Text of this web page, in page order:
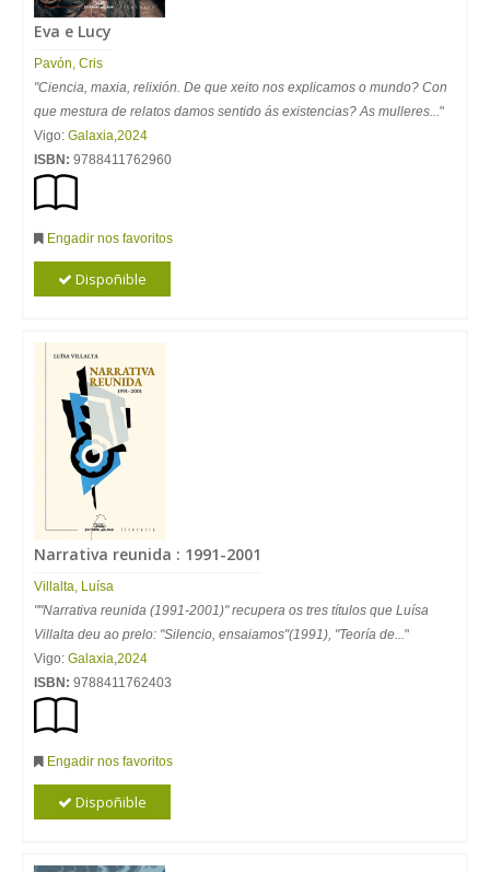
Eva e Lucy
Pavón, Cris
"Ciencia, maxia, relixión. De que xeito nos explicamos o mundo? Con
que mestura de relatos damos sentido ás existencias? As mulleres..."
Vigo: Galaxia,2024
ISBN: 9788411762960
Engadir nos favoritos
Dispoñible
Narrativa reunida : 1991-2001
Villalta, Luísa
""Narrativa reunida (1991-2001)" recupera os tres títulos que Luísa
Villalta deu ao prelo: "Silencio, ensaiamos"(1991), "Teoría de..."
Vigo: Galaxia,2024
ISBN: 9788411762403
Engadir nos favoritos
Dispoñible